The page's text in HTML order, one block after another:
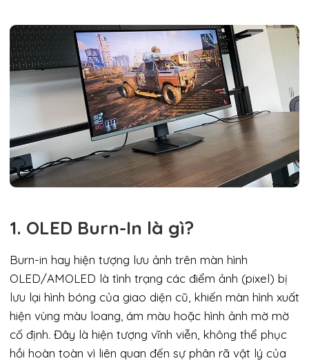
1. OLED Burn-In là gì?
Burn-in hay hiện tượng lưu ảnh trên màn hình
OLED/AMOLED là tình trạng các điểm ảnh (pixel) bị
lưu lại hình bóng của giao diện cũ, khiến màn hình xuất
hiện vùng màu loang, ám màu hoặc hình ảnh mờ mờ
cố định. Đây là hiện tượng vĩnh viễn, không thể phục
hồi hoàn toàn vì liên quan đến sự phân rã vật lý của